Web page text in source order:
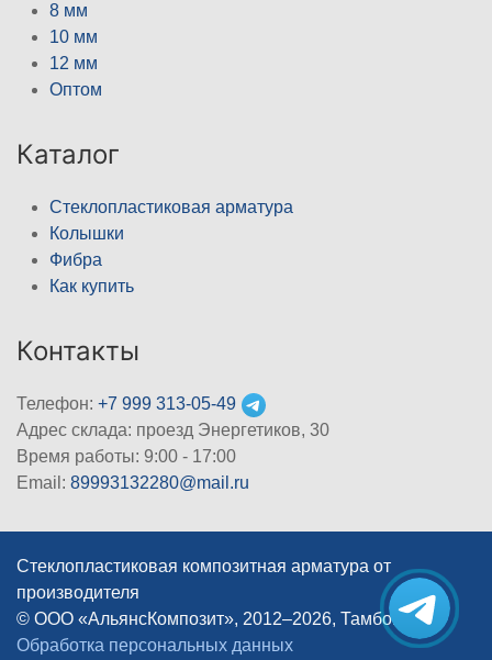
8 мм
10 мм
12 мм
Оптом
Каталог
Стеклопластиковая арматура
Колышки
Фибра
Как купить
Контакты
Телефон: +7 999 313-05-49
Адрес склада: проезд Энергетиков, 30
Время работы: 9:00 - 17:00
Email: 89993132280@mail.ru
Стеклопластиковая композитная арматура от
производителя
© ООО «АльянсКомпозит», 2012–2026, Тамбов
|
Обработка персональных данных